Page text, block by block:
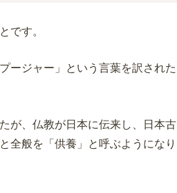
です。
ージャー」という言葉を訳された
が、仏教が日本に伝来し、日本古
全般を「供養」と呼ぶようになり